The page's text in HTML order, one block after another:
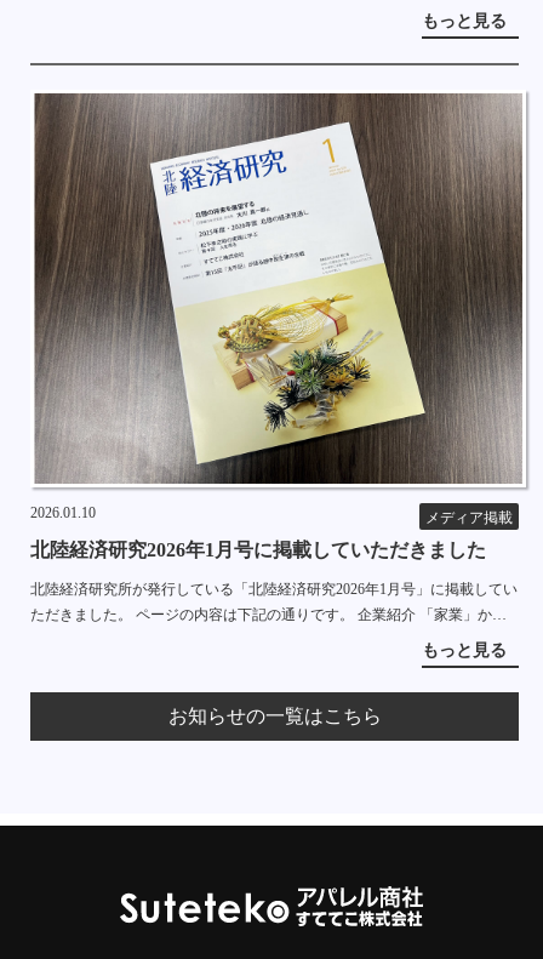
もひとえに商品を購入していただいているお客様のおかげです。 これから
もっと見る
メディア掲載
2026.01.10
北陸経済研究2026年1月号に掲載していただきました
北陸経済研究所が発行している「北陸経済研究2026年1月号」に掲載してい
ただきました。 ページの内容は下記の通りです。 企業紹介 「家業」から
「事業」へ 失敗を糧に急成長する下着のインターネット販売会社 すててこ
もっと見る
お知らせの一覧はこちら